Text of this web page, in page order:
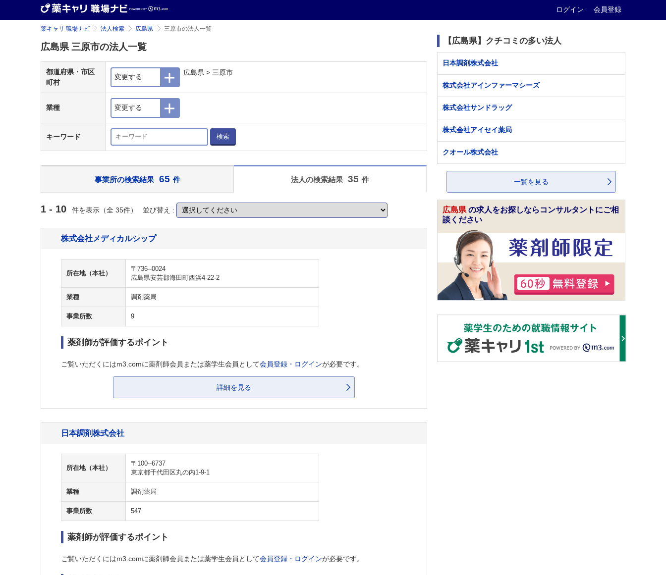
ログイン 会員登録
薬キャリ 職場ナビ 法人検索 広島県 三原市の法人一覧
広島県 三原市の法人一覧
都道府県・市区
町村
変更する
広島県 > 三原市
業種 変更する
キーワード 検索
事業所の検索結果 65 件 法人の検索結果 35 件
1 - 10 件を表示（全 35件） 並び替え :
株式会社メディカルシップ
所在地（本社）
〒736--0024
広島県安芸郡海田町西浜4-22-2
業種 調剤薬局
事業所数 9
薬剤師が評価するポイント
ご覧いただくにはm3.comに薬剤師会員または薬学生会員として会員登録・ログインが必要です。
詳細を見る
日本調剤株式会社
所在地（本社）
〒100--6737
東京都千代田区丸の内1-9-1
業種 調剤薬局
事業所数 547
薬剤師が評価するポイント
ご覧いただくにはm3.comに薬剤師会員または薬学生会員として会員登録・ログインが必要です。
【広島県】クチコミの多い法人
日本調剤株式会社
株式会社アインファーマシーズ
株式会社サンドラッグ
株式会社アイセイ薬局
クオール株式会社
一覧を見る
広島県 の求人をお探しならコンサルタントにご相
談ください